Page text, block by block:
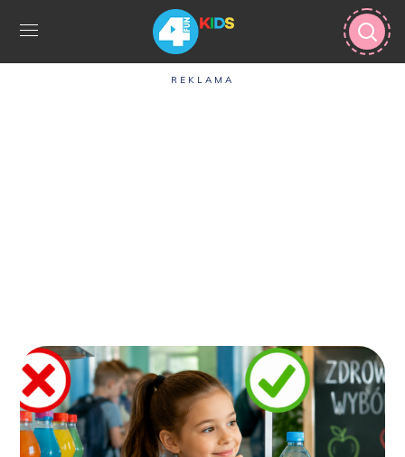
REKLAMA